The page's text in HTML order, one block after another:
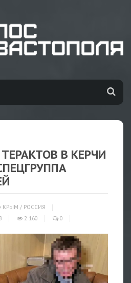
В КЕРЧИ
КРЫМ / РОССИЯ
2 160 0